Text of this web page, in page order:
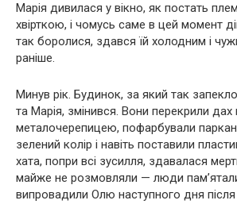
Марія дивилася у вікно, як постать
хвірткою, і чомусь саме в цей момент
так боролися, здався їй холодним і
раніше.
Минув рік. Будинок, за який так
та Марія, змінився. Вони перекрили
металочерепицею, пофарбували
зелений колір і навіть поставили
хата, попри всі зусилля, здавалася
майже не розмовляли — люди
випровадили Олю наступного дня